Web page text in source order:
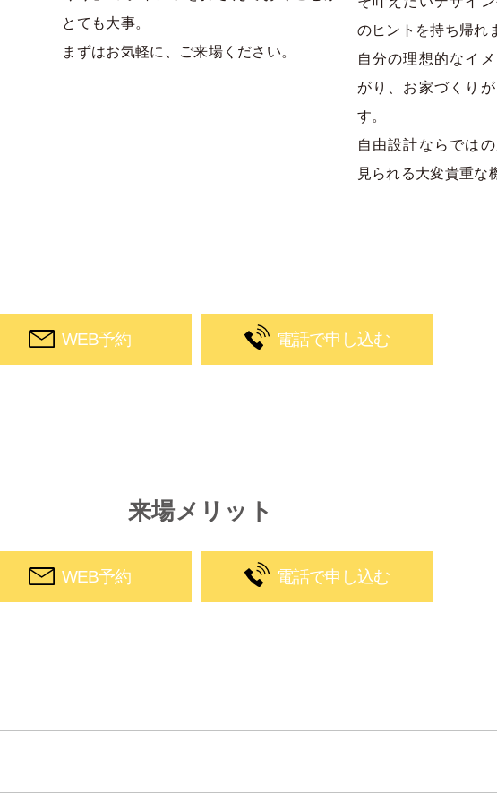
とても大事。
まずはお気軽に、ご来場ください。​
のヒントを持ち帰れ
自分の理想的なイ
がり、お家づくり
す。
自由設計ならでは
見られる大変貴重な
WEB予約 電話で申し込む
来場メリット
WEB予約 電話で申し込む